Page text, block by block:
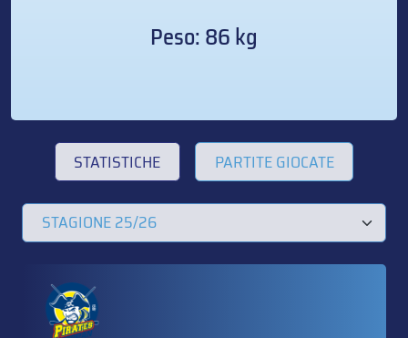
Peso: 86 kg
STATISTICHE PARTITE GIOCATE